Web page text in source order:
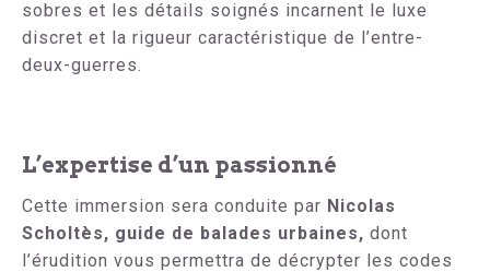
sobres et les détails soignés incarnent le luxe
discret et la rigueur caractéristique de l’entre-
deux-guerres.
L’expertise d’un passionné
Cette immersion sera conduite par Nicolas
Scholtès, guide de balades urbaines, dont
l’érudition vous permettra de décrypter les codes